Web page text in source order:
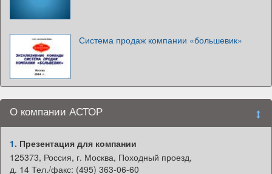
Система продаж компании «большевик»
О компании АСТОР
1. Презентация для компании
125373, Россия, г. Москва, Походный проезд,
д. 14 Тел./факс: (495) 363-06-60